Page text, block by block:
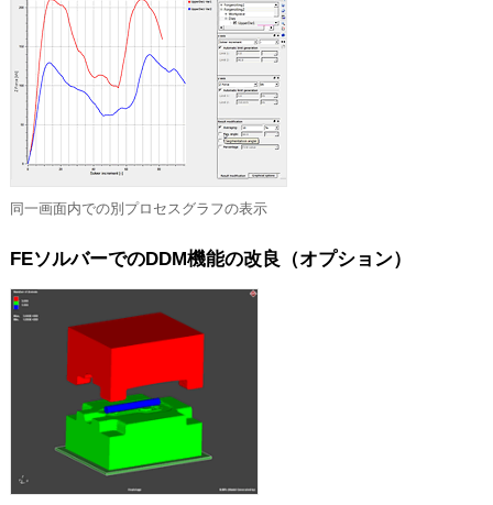
同一画面内での別プロセスグラフの表示
FEソルバーでのDDM機能の改良（オプション）